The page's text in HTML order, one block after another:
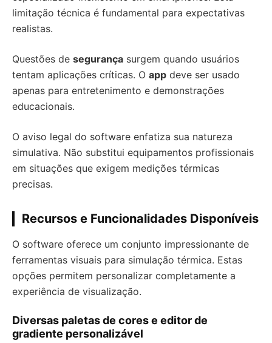
limitação técnica é fundamental para expectativas
realistas.
Questões de segurança surgem quando usuários
tentam aplicações críticas. O app deve ser usado
apenas para entretenimento e demonstrações
educacionais.
O aviso legal do software enfatiza sua natureza
simulativa. Não substitui equipamentos profissionais
em situações que exigem medições térmicas
precisas.
Recursos e Funcionalidades Disponíveis
O software oferece um conjunto impressionante de
ferramentas visuais para simulação térmica. Estas
opções permitem personalizar completamente a
experiência de visualização.
Diversas paletas de cores e editor de
gradiente personalizável